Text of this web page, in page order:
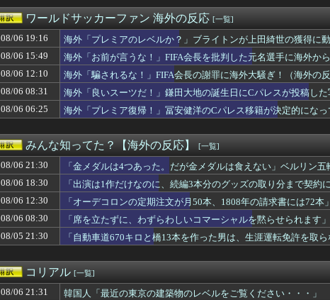
韓国人「猛暑の中頑張る日本のエアコン設置業者さんは凄いです」
日本の研究者が明らかにした肝臓がんをリスクを低下させるために必要な緑茶
海外「日本にはこんな特殊な標識があるんだけど皆は見たことある？」→「
日本で婚活する韓国人男性が急増「日本の女性は優しい」【タイ人の反応】
ロシア「お前らの国にある似非エッフェル塔を見せてくれ！」
海外「騙されるな！」FIFA会長の謝罪に海外大騒ぎ！（海外の反応）
海外「お前らにとってのマジで笑える日本アニメ教えて」
韓国人「韓国で行われた日本に対する最新の好感度調査の結果がこちら…」
#韓国質問サイト 『広島は今でも放射能まみれだよねww』、『放射能は炎で
「見ていた側が払うのが筋」1歳半が投げ込んだ12万円のスマホ、半額提示し
【海外の反応】舛添元東京都知事「日本は外国人労働者の受け入れ準備がで
海外「医者だけど、医者とだけは絶対に結婚しない」その理由が想像と全然
【衝撃】韓国の掲示板「原宿、アニメの実写化かよ」
【海外の反応】30年以上前の日産の高級車は時代を先取りしていた！
海外「賠償しろ」東京の小学校で教師のうっかりミスで児童が大怪我（海外
日本のX民が「被災しても韓国の水だけは飲みたくない」と投稿したのが韓国
韓国人「熊本地震の政府支援で韓国人が一番不思議に思う事がこれ」
突進してきた牛を跳び越えたら、牛が固まって動かなくなった闘牛場の映像
【朗報】韓国の掲示板「日本のペンギンがストライキ」
【海外の反応】ジョン・オルルードって「劣化版・元祖大谷翔平」になれる
広島81回目の原爆の日を迎える←「世界は全く平和にならない」（海外の反応
ワールドサッカーファン 海外の反応 [一覧]
08/06 19:16
海外「プレミアのレベルか？」ブライトンが上田綺世の獲得に
08/06 15:49
海外「お前が言うな！」FIFA会長を批判した元名選手に海外か
08/06 12:10
海外「騙されるな！」FIFA会長の謝罪に海外大騒ぎ！（海外の反
08/06 08:31
海外「良いスーツだ！」鎌田大地の誕生日にCパレスが投稿した
08/06 06:25
海外「プレミア復帰！」冨安健洋のCパレス移籍が決定的になっ
みんな知ってた？【海外の反応】 [一覧]
08/06 21:30
「金メダルは4つあった。だが金メダルは食えない」ベルリン
08/06 18:30
「出演は1作だけなのに、続編3本分のグッズの取り分まで契
総額
08/06 12:30
「オーデコロンの定期注文が月50本、1808年の請求書には72
08/06 08:30
「席を立たずに、わずらわしいコマーシャルを黙らせられます
08/05 21:30
「自動車道670キロと橋13本を作った男は、生涯運転免許を取
コリアル [一覧]
08/06 21:31
韓国人「最近の東京の建築物のレベルをご覧ください・・・」